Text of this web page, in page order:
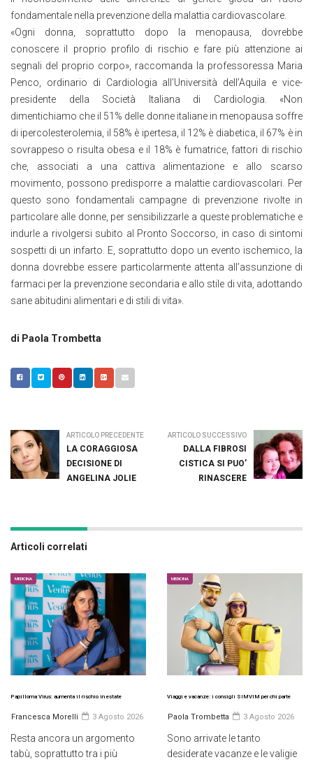
fondamentale nella prevenzione della malattia cardiovascolare.
«Ogni donna, soprattutto dopo la menopausa, dovrebbe
conoscere il proprio profilo di rischio e fare più attenzione ai
segnali del proprio corpo», raccomanda la professoressa Maria
Penco, ordinario di Cardiologia all’Università dell’Aquila e vice-
presidente della Società Italiana di Cardiologia. «Non
dimentichiamo che il 51% delle donne italiane in menopausa soffre
di ipercolesterolemia, il 58% è ipertesa, il 12% è diabetica, il 67% è in
sovrappeso o risulta obesa e il 18% è fumatrice, fattori di rischio
che, associati a una cattiva alimentazione e allo scarso
movimento, possono predisporre a malattie cardiovascolari. Per
questo sono fondamentali campagne di prevenzione rivolte in
particolare alle donne, per sensibilizzarle a queste problematiche e
indurle a rivolgersi subito al Pronto Soccorso, in caso di sintomi
sospetti di un infarto. E, soprattutto dopo un evento ischemico, la
donna dovrebbe essere particolarmente attenta all’assunzione di
farmaci per la prevenzione secondaria e allo stile di vita, adottando
sane abitudini alimentari e di stili di vita».
di Paola Trombetta
ARTICOLO PRECEDENTE
LA CORAGGIOSA
DECISIONE DI
ANGELINA JOLIE
ARTICOLO SUCCESSIVO
DALLA FIBROSI
CISTICA SI PUO’
RINASCERE
Articoli correlati
MEDICINA
Papilloma Virus: aumenta il rischio in estate
Francesca Morelli 3 Agosto 2026
Resta ancora un argomento
tabù, soprattutto tra i più
MEDICINA
Viaggi e vacanze: i consigli SIMVIM per chi parte
Paola Trombetta 3 Agosto 2026
Sono arrivate le tanto
desiderate vacanze e le valigie